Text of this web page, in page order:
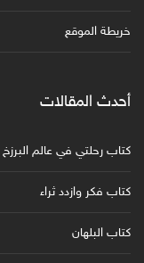
خريطة الموقع
أحدث المقالات
كتاب رحلتي في عالم البرزخ
كتاب فكر وازدد ثراء
كتاب البلهان